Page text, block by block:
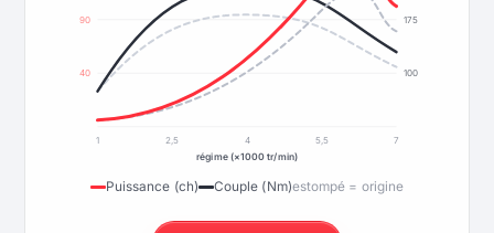
40
90
100
175
1 2,5 4 5,5
7
régime (×1000 tr/min)
Puissance (ch) Couple (Nm)estompé = origine